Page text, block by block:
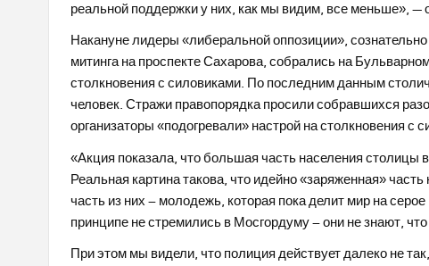
реальной поддержки у них, как мы видим, все меньше», —
Накануне лидеры «либеральной оппозиции»,
митинга на проспекте Сахарова, собрались на
столкновения с силовиками. По последним данным
человек. Стражи правопорядка просили собравшихся
организаторы «подогревали» настрой на столкновения с
«Акция показала, что большая часть населения столицы
Реальная картина такова, что идейно «заряженная»
часть из них – молодежь, которая пока делит мир на
принципе не стремились в Мосгордуму – они не знают,
При этом мы видели, что полиция действует далеко не